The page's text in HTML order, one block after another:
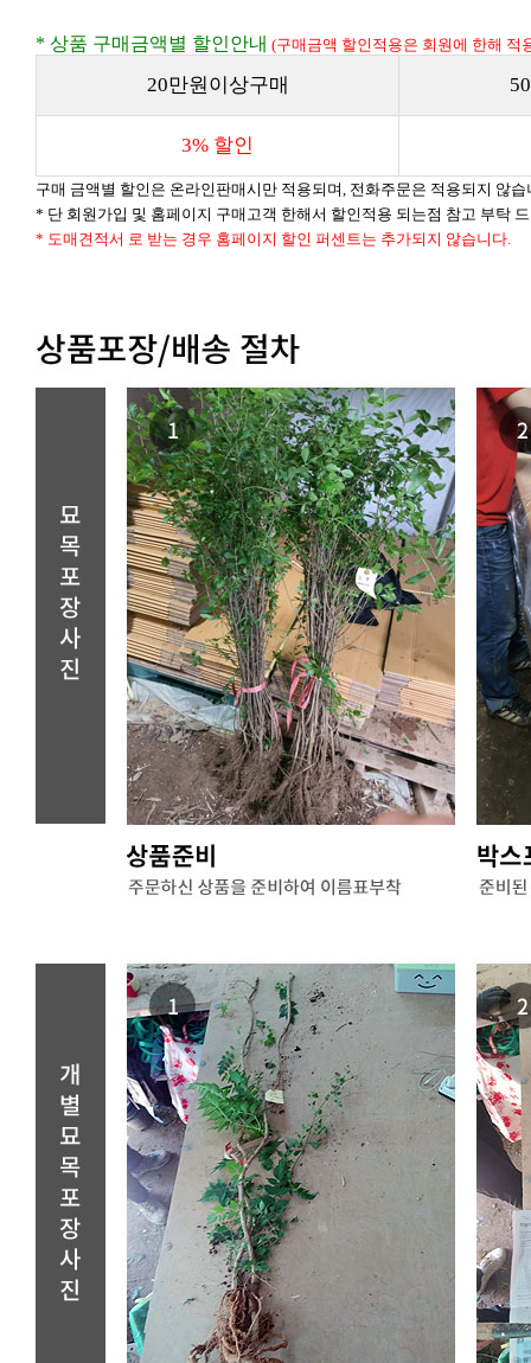
* 상품 구매금액별 할인안내 (구매금액 할인적용은 회원에 한해 적
20만원이상구매
3% 할인
구매 금액별 할인은 온라인판매시만 적용되며, 전화주문은 적용되지 않습
* 단 회원가입 및 홈페이지 구매고객 한해서 할인적용 되는점 참고 부탁
* 도매견적서 로 받는 경우 홈페이지 할인 퍼센트는 추가되지 않습니다.